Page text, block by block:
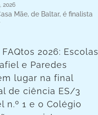
2026
Mãe, de Baltar, é finalista
2026: Escolas
e Paredes
lugar na final
de ciência ES/3
n.º 1 e o Colégio